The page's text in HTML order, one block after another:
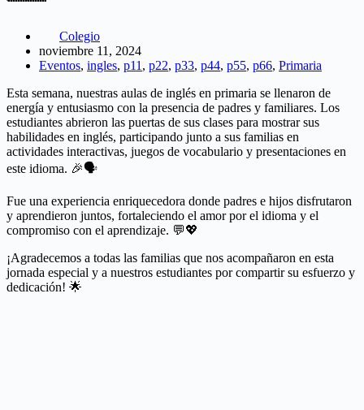
Colegio
noviembre 11, 2024
Eventos, ingles, p11 , p22, p33, p44, p55, p66, Primaria
Esta semana, nuestras aulas de inglés en primaria se llenaron de
energía y entusiasmo con la presencia de padres y familiares. Los
estudiantes abrieron las puertas de sus clases para mostrar sus
habilidades en inglés, participando junto a sus familias en
actividades interactivas, juegos de vocabulario y presentaciones en
este idioma. 🎉🗣️
Fue una experiencia enriquecedora donde padres e hijos disfrutaron
y aprendieron juntos, fortaleciendo el amor por el idioma y el
compromiso con el aprendizaje. 💬💖
¡Agradecemos a todas las familias que nos acompañaron en esta
jornada especial y a nuestros estudiantes por compartir su esfuerzo y
dedicación! 🌟